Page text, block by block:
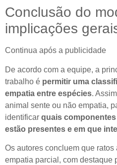
Conclusão do
implicações
Continua após a publicidade
De acordo com a equipe, a
trabalho é permitir uma
empatia entre espécies.
animal sente ou não empatia,
identificar quais
estão presentes e em que
Os autores concluem que
empatia parcial, com destaque